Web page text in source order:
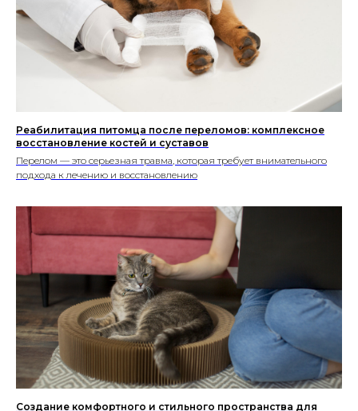
Реабилитация питомца после переломов: комплексное
восстановление костей и суставов
Перелом — это серьезная травма, которая требует внимательного
подхода к лечению и восстановлению
Создание комфортного и стильного пространства для